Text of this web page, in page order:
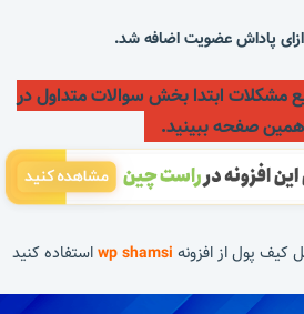
ازای پاداش عضویت اضافه شد.
مشکلات ابتدا بخش سوالات متداول در
همین صفحه ببینید.
پول از افزونه wp shamsiاستفاده کنید